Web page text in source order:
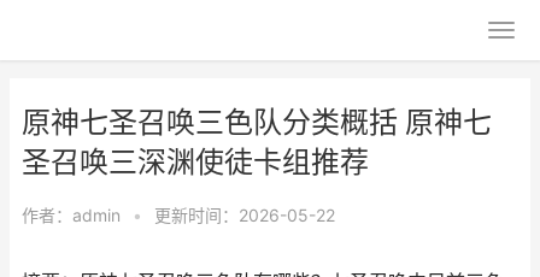
原神七圣召唤三色队分类概括 原神七
圣召唤三深渊使徒卡组推荐
作者： admin • 更新时间：2026-05-22